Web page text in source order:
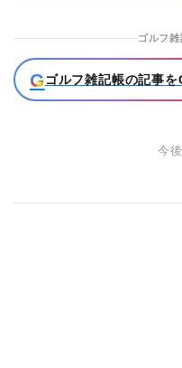
ゴルフ
Gゴルフ雑記帳の記事
今